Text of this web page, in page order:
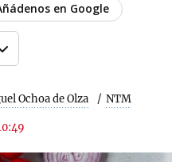
Ochoa de Olza NTM
en Google